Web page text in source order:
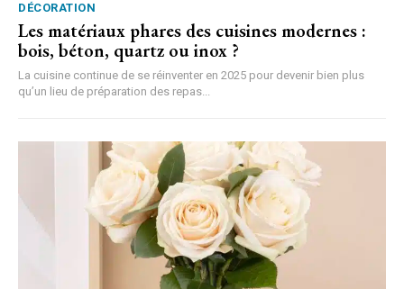
DÉCORATION
Les matériaux phares des cuisines modernes :
bois, béton, quartz ou inox ?
La cuisine continue de se réinventer en 2025 pour devenir bien plus
qu’un lieu de préparation des repas...